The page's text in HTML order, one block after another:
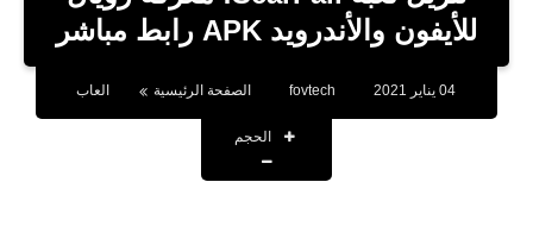
للأيفون والأندرويد APK رابط مباشر
04 يناير 2021 fovtech الصفحة الرئيسية العاب
الحجم